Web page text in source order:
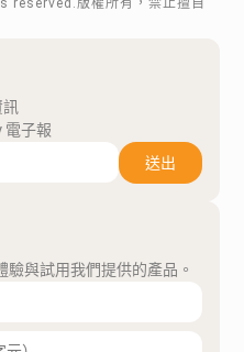
電子報
送出
與試用我們提供的產品。